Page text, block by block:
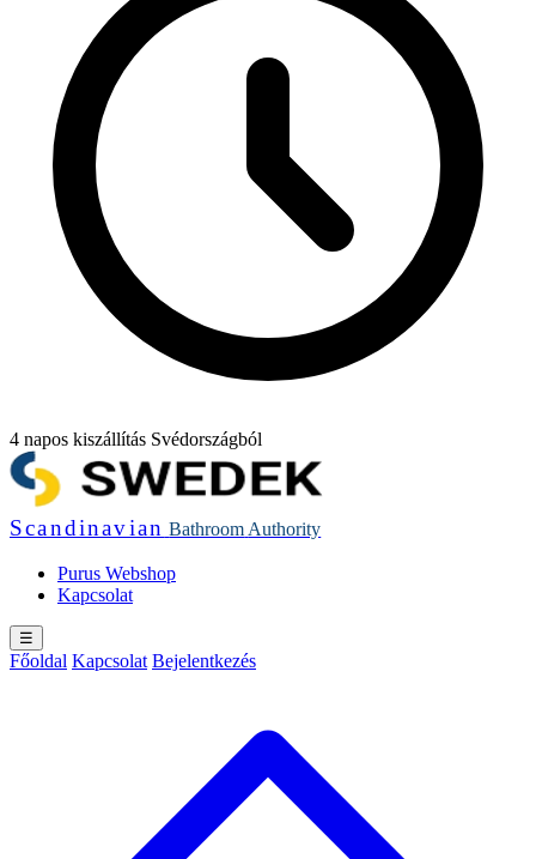
4 napos kiszállítás Svédországból
Scandinavian Bathroom Authority
Purus Webshop
Kapcsolat
☰
Főoldal Kapcsolat Bejelentkezés